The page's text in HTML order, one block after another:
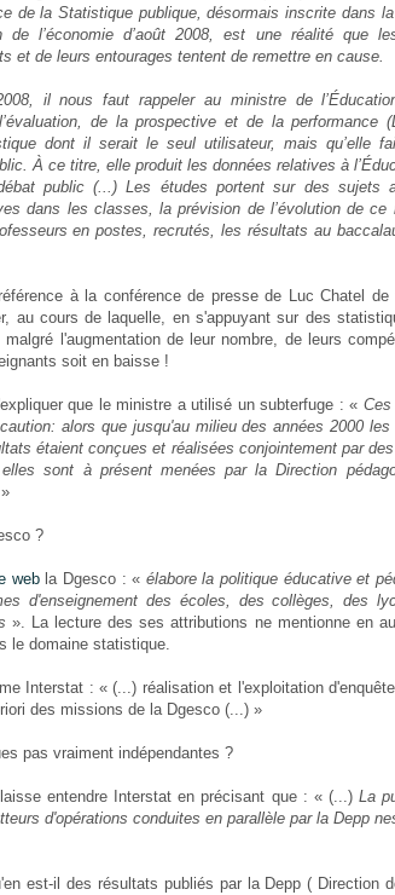
de la Statistique publique, désormais inscrite dans
de l’économie d’août 2008, est une réalité que
et de leurs entourages tentent de remettre en cause.
il nous faut rappeler au ministre de
de la prospective et de la performance
dont il serait le seul utilisateur, mais qu’elle
À ce titre, elle produit les données relatives à
public (...) Les études portent sur des sujets
dans les classes, la prévision de l’évolution de ce
en postes, recrutés, les résultats au
à la conférence de presse de Luc Chatel
au cours de laquelle, en s'appuyant sur des
malgré l'augmentation de leur nombre, de leurs
soit en baisse !
que le ministre a utilisé un subterfuge : «
alors que jus­qu'au milieu des années 2000
étaient conçues et réa­li­sées conjoin­te­ment par
sont à pré­sent menées par la Direction
?
webla Dgesco : « élabore la politique éducative et
d'enseignement des écoles, des collèges, des
». La lecture des ses attributions ne mentionne en
le domaine statistique.
Interstat : « (...) réa­li­sa­tion et l'exploitation
des mis­sions de la Dgesco (...) »
pas vraiment indépendantes ?
entendre Interstat en précisant que : « (...) La
d'opé­ra­tions conduites en paral­lèle par la Depp
est-il des résultats publiés par la Depp ( Direction